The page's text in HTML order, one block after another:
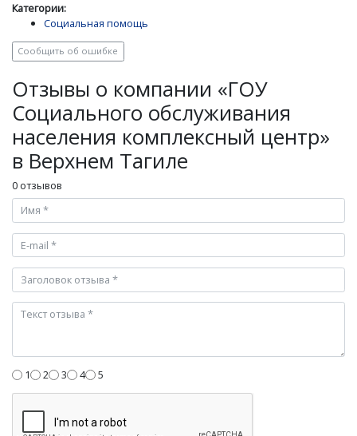
Категории:
Социальная помощь
Сообщить об ошибке
Отзывы о компании «ГОУ
Социального обслуживания
населения комплексный центр»
в Верхнем Тагиле
0 отзывов
1 2 3 4 5